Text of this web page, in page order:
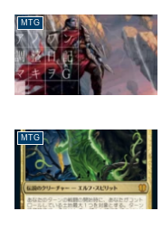
MTG
MTG